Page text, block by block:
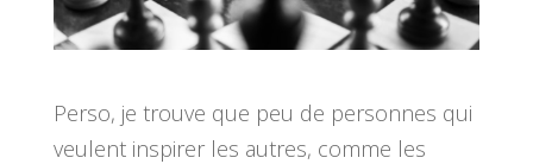
Perso, je trouve que peu de personnes qui
veulent inspirer les autres, comme les